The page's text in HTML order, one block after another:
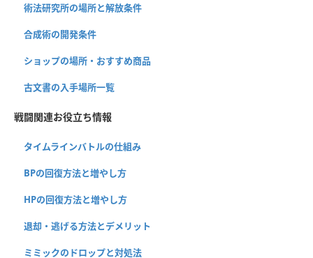
術法研究所の場所と解放条件
合成術の開発条件
ショップの場所・おすすめ商品
古文書の入手場所一覧
戦闘関連お役立ち情報
タイムラインバトルの仕組み
BPの回復方法と増やし方
HPの回復方法と増やし方
退却・逃げる方法とデメリット
ミミックのドロップと対処法